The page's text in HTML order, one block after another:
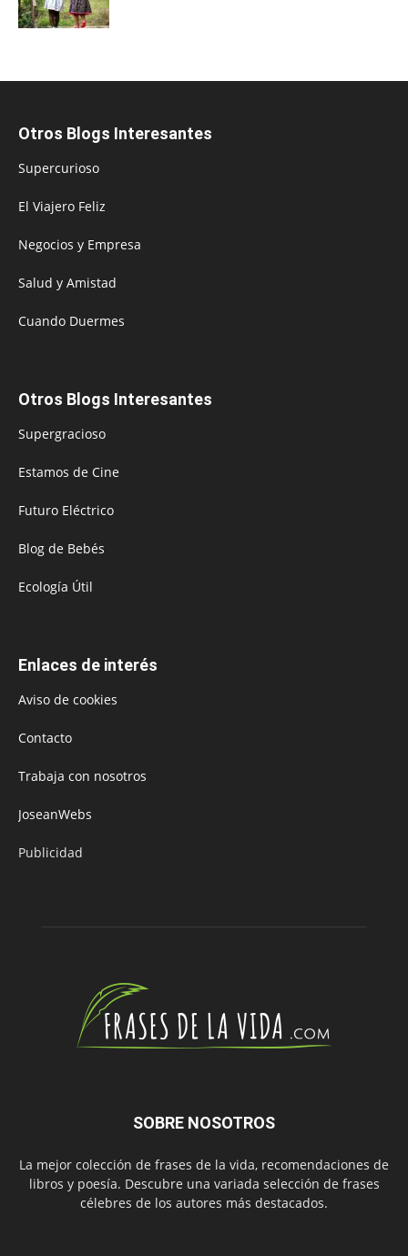
Otros Blogs Interesantes
Supercurioso
El Viajero Feliz
Negocios y Empresa
Salud y Amistad
Cuando Duermes
Otros Blogs Interesantes
Supergracioso
Estamos de Cine
Futuro Eléctrico
Blog de Bebés
Ecología Útil
Enlaces de interés
Aviso de cookies
Contacto
Trabaja con nosotros
JoseanWebs
Publicidad
SOBRE NOSOTROS
La mejor colección de frases de la vida, recomendaciones de
libros y poesía. Descubre una variada selección de frases
célebres de los autores más destacados.